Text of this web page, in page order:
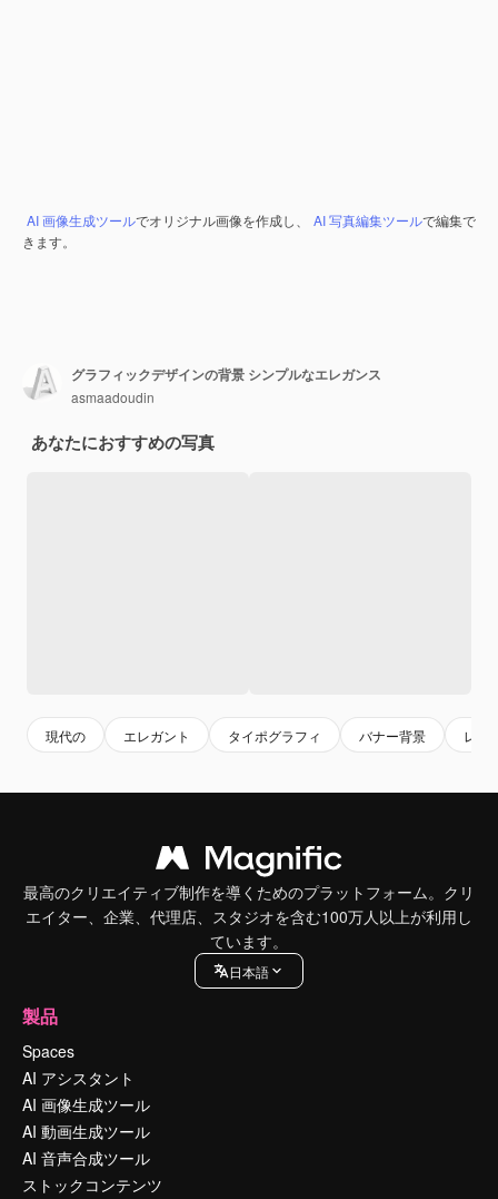
AI 画像生成ツールでオリジナル画像を作成し、 AI 写真編集ツールで編集で
きます。
グラフィックデザインの背景 シンプルなエレガンス
asmaadoudin
あなたにおすすめの写真
現代の エレガント タイポグラフィ バナー背景 レタ
最高のクリエイティブ制作を導くためのプラットフォーム。クリ
エイター、企業、代理店、スタジオを含む100万人以上が利用し
ています。
日本語
製品
Spaces
AI アシスタント
AI 画像生成ツール
AI 動画生成ツール
AI 音声合成ツール
ストックコンテンツ